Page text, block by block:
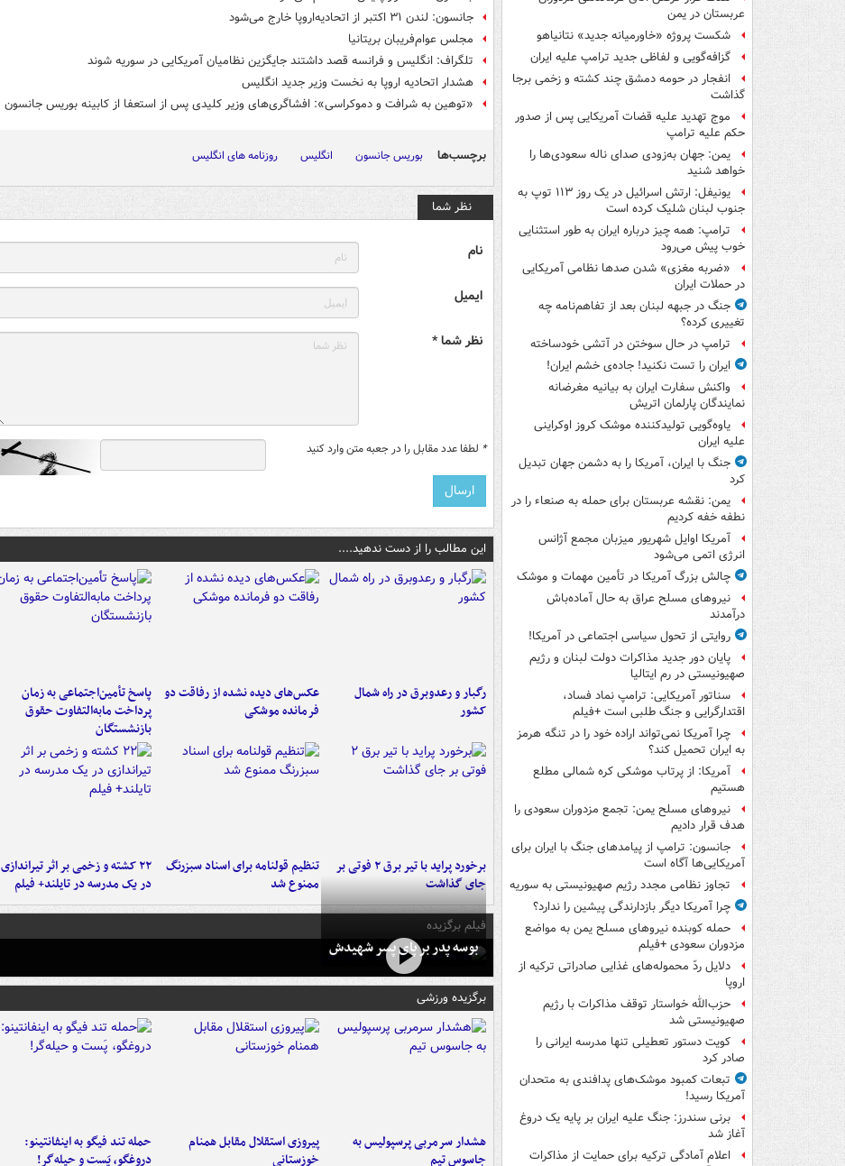
عربستان در یمن
شکست پروژه «خاورمیانه جدید» نتانیاهو
گزافه‌گویی و لفاظی جدید ترامپ علیه ایران
انفجار در حومه دمشق چند کشته و زخمی برجا
گذاشت
موج تهدید علیه قضات آمریکایی پس از صدور
حکم علیه ترامپ
یمن: جهان به‌زودی صدای ناله سعودی‌ها را
خواهد شنید
یونیفل: ارتش اسرائیل در یک روز ۱۱۳ توپ به
جنوب لبنان شلیک کرده است
ترامپ: همه چیز درباره ایران به طور استثنایی
خوب پیش می‌رود
«ضربه مغزی» شدن صدها نظامی آمریکایی
در حملات ایران
جنگ در جبهه لبنان بعد از تفاهم‌نامه چه
تغییری کرده؟
ترامپ در حال سوختن در آتشی خودساخته
ایران را تست نکنید! جاده‌ی خشم ایران!
واکنش سفارت ایران به بیانیه مغرضانه
نمایندگان پارلمان اتریش
یاوه‌گویی تولیدکننده موشک کروز اوکراینی
علیه ایران
جنگ با ایران، آمریکا را به دشمن جهان تبدیل
کرد
یمن: نقشه عربستان برای حمله به صنعاء را در
نطفه خفه کردیم
آمریکا اوایل شهریور میزبان مجمع آژانس
انرژی اتمی می‌شود
چالش بزرگ آمریکا در تأمین مهمات و موشک
نیروهای مسلح عراق به حال آماده‌باش
درآمدند
روایتی از تحول سیاسی اجتماعی در آمریکا!
پایان دور جدید مذاکرات دولت لبنان و رژیم
صهیونیستی در رم ایتالیا
سناتور آمریکایی: ترامپ نماد فساد،
اقتدارگرایی و جنگ طلبی است +فیلم
چرا آمریکا نمی‌تواند اراده خود را در تنگه هرمز
به ایران تحمیل کند؟
آمریکا: از پرتاب موشکی کره شمالی مطلع
هستیم
نیروهای مسلح یمن: تجمع مزدوران سعودی را
هدف قرار دادیم
جانسون: ترامپ از پیامدهای جنگ با ایران برای
آمریکایی‌ها آگاه است
تجاوز نظامی مجدد رژیم صهیونیستی به سوریه
چرا آمریکا دیگر بازدارندگی پیشین را ندارد؟
حمله کوبنده نیروهای مسلح یمن به مواضع
مزدوران سعودی +فیلم
دلایل ردّ محموله‌های غذایی صادراتی ترکیه از
اروپا
حزب‌الله خواستار توقف مذاکرات با رژیم
صهیونیستی شد
کویت دستور تعطیلی تنها مدرسه ایرانی را
صادر کرد
تبعات کمبود موشک‌های پدافندی به متحدان
آمریکا رسید!
برنی سندرز: جنگ علیه ایران بر پایه یک دروغ
آغاز شد
اعلام آمادگی ترکیه برای حمایت از مذاکرات
جانسون: لندن ۳۱ اکتبر از اتحادیه‌اروپا خارج می‌شود
مجلس عوام‌فریبان بریتانیا
تلگراف: انگلیس و فرانسه قصد داشتند جایگزین نظامیان آمریکایی در سوریه شوند
هشدار اتحادیه اروپا به نخست وزیر جدید انگلیس
«توهین به شرافت و دموکراسی»:‌ افشاگری‌های وزیر کلیدی پس از استعفا از کابینه بوریس جانسون
برچسب‌ها بوریس جانسون انگلیس روزنامه های انگلیس
نظر شما
نام
ایمیل
نظر شما *
* لطفا عدد مقابل را در جعبه متن وارد کنید
این مطالب را از دست ندهید....
رگبار و رعدوبرق در راه شمال
کشور
عکس‌های دیده نشده از رفاقت دو
فرمانده‌ موشکی
پاسخ تأمین‌اجتماعی به زمان
پرداخت مابه‌التفاوت حقوق
بازنشستگان
برخورد پراید با تیر برق ۲ فوتی بر
جای گذاشت
تنظیم قولنامه برای اسناد سبزرنگ
ممنوع شد
۲۲ کشته و زخمی بر اثر تیراندازی
در یک مدرسه در تایلند+ فیلم
فیلم برگزیده
بوسه‌ پدر بر پای پسر شهیدش
برگزیده ورزشی
هشدار سرمربی پرسپولیس به
جاسوس تیم
پیروزی استقلال مقابل همنام
خوزستانی
حمله تند فیگو به اینفانتینو:
دروغگو، پَست‌ و حیله‌گر!